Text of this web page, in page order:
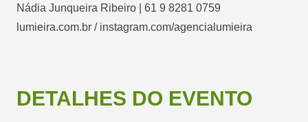
Nádia Junqueira Ribeiro | 61 9 8281 0759
lumieira.com.br / instagram.com/agencialumieira
DETALHES DO EVENTO